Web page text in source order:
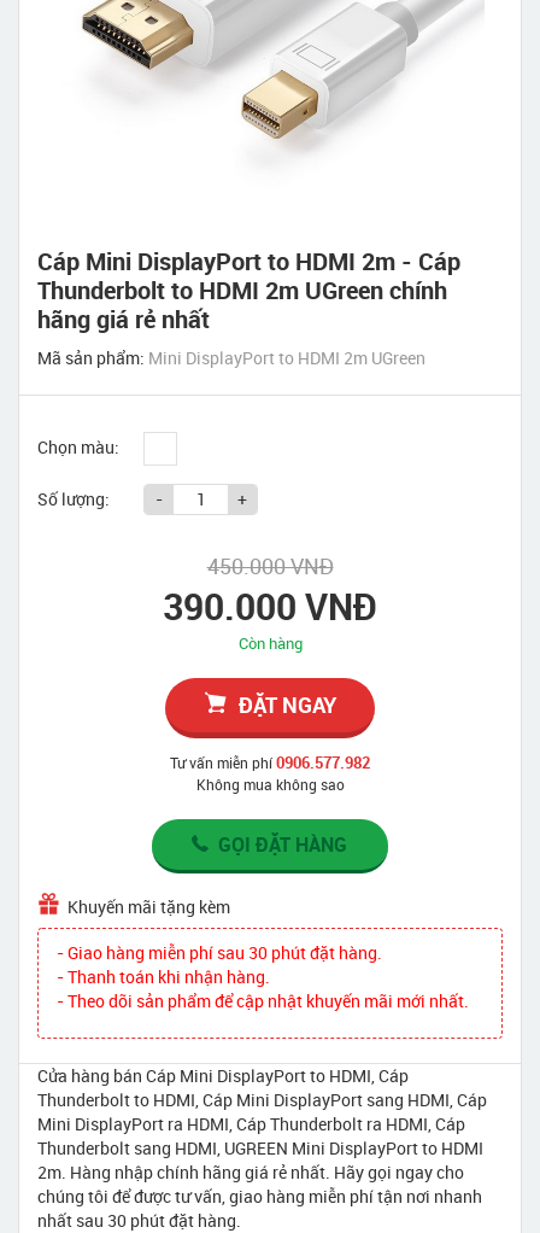
Cáp Mini DisplayPort to HDMI 2m - Cáp
Thunderbolt to HDMI 2m UGreen chính
hãng giá rẻ nhất
Mã sản phẩm: Mini DisplayPort to HDMI 2m UGreen
Chọn màu:
Số lượng: - +
450.000 VNĐ
390.000 VNĐ
Còn hàng
ĐẶT NGAY
Tư vấn miễn phí0906.577.982
Không mua không sao
GỌI ĐẶT HÀNG
Khuyến mãi tặng kèm
- Giao hàng miễn phí sau 30 phút đặt hàng.
- Thanh toán khi nhận hàng.
- Theo dõi sản phẩm để cập nhật khuyến mãi mới nhất.
Cửa hàng bán Cáp Mini DisplayPort to HDMI, Cáp
Thunderbolt to HDMI, Cáp Mini DisplayPort sang HDMI, Cáp
Mini DisplayPort ra HDMI, Cáp Thunderbolt ra HDMI, Cáp
Thunderbolt sang HDMI, UGREEN Mini DisplayPort to HDMI
2m. Hàng nhập chính hãng giá rẻ nhất. Hãy gọi ngay cho
chúng tôi để được tư vấn, giao hàng miễn phí tận nơi nhanh
nhất sau 30 phút đặt hàng.